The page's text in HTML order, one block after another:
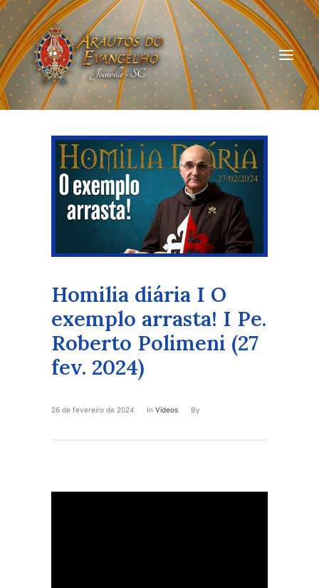
HOME
QUEM SOMOS
ARAUTOS JOINVILLE
Homilia diária I O
exemplo arrasta! I Pe.
Roberto Polimeni (27
fev. 2024)
26 de fevereiro de 2024 In Vídeos By